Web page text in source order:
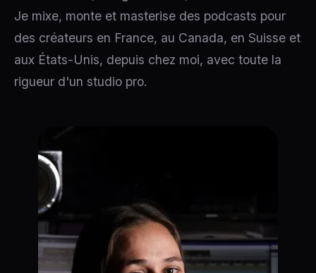
Je mixe, monte et masterise des podcasts pour
des créateurs en France, au Canada, en Suisse et
aux États-Unis, depuis chez moi, avec toute la
rigueur d'un studio pro.